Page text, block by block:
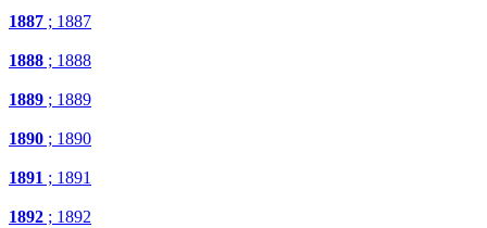
1887 ; 1887
1888 ; 1888
1889 ; 1889
1890 ; 1890
1891 ; 1891
1892 ; 1892